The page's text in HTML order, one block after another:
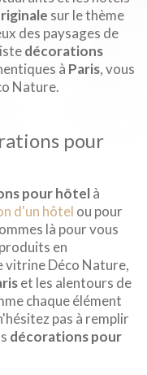
sur le thème
des paysages de
décorations
à Paris, vous
Nature.
pour
pour hôtelà
d'un hôtel ou pour
là pour vous
en
vitrine Déco Nature,
et les alentours de
chaque élément
pas à remplir
décorations pour